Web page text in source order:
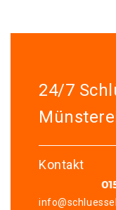
24/7
Kontakt